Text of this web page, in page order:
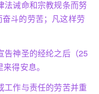
法诫命和宗教规条而努
斗的劳苦；凡这样劳
告神圣的经纶之后（25
得安息。
工作与责任的劳苦并重